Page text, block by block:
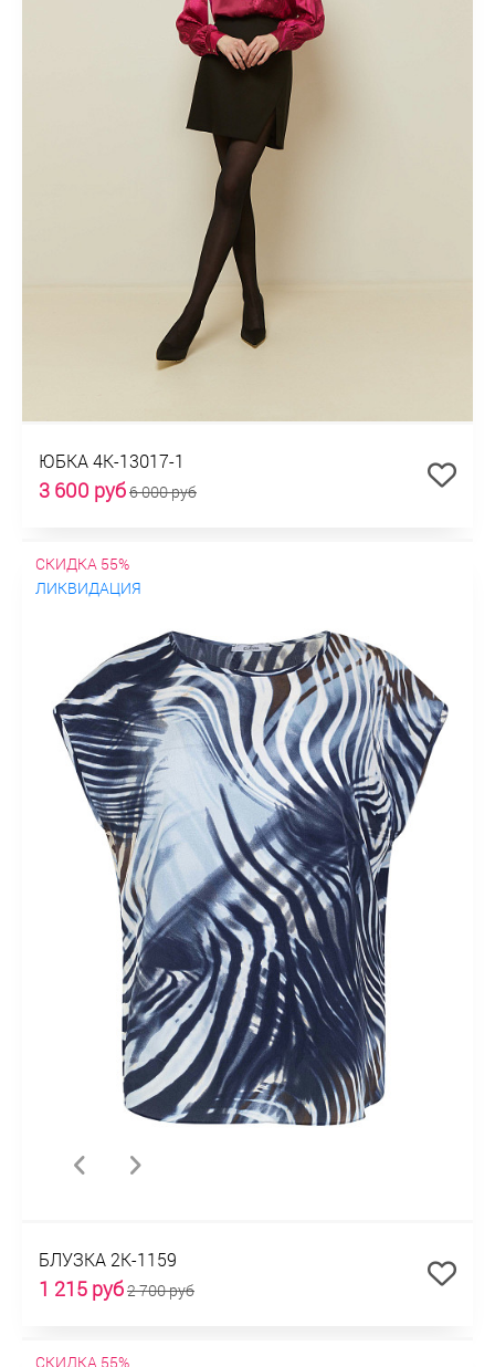
ЮБКА 4К-13017-1
3 600 руб6 000 руб
СКИДКА 55%
ЛИКВИДАЦИЯ
БЛУЗКА 2К-1159
1 215 руб2 700 руб
СКИДКА 55%